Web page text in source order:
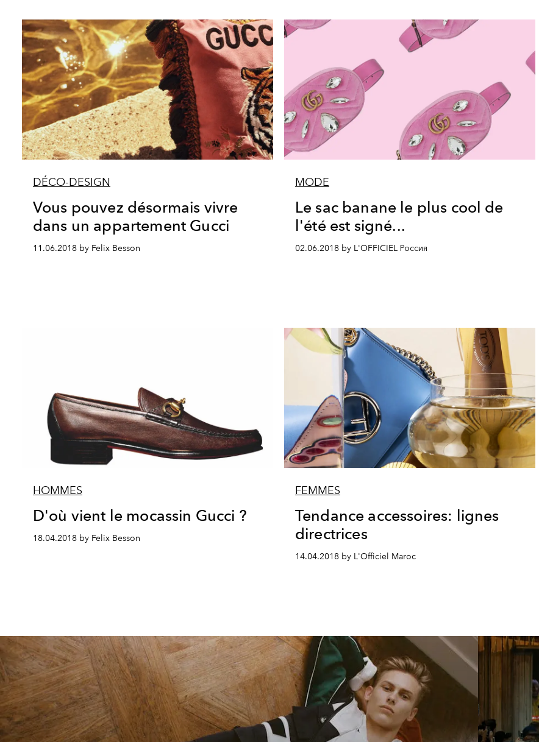
DÉCO-DESIGN
Vous pouvez désormais vivre
dans un appartement Gucci
11.06.2018 by Felix Besson
MODE
Le sac banane le plus cool de
l'été est signé...
02.06.2018 by L'OFFICIEL Россия
HOMMES
D'où vient le mocassin Gucci ?
18.04.2018 by Felix Besson
FEMMES
Tendance accessoires: lignes
directrices
14.04.2018 by L'Officiel Maroc